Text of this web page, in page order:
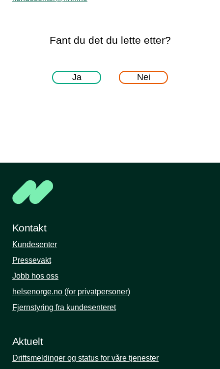
Fant du det du lette etter?
Ja Nei
Kontakt
Kundesenter
Pressevakt
Jobb hos oss
helsenorge.no (for privatpersoner)
Fjernstyring fra kundesenteret
Aktuelt
Driftsmeldinger og status for våre tjenester